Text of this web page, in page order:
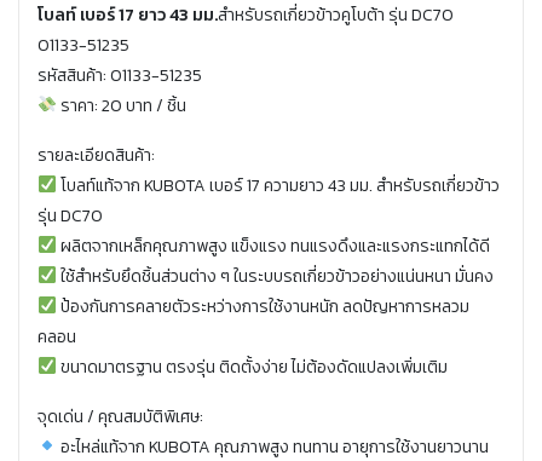
โบลท์ เบอร์ 17 ยาว 43 มม.สำหรับรถเกี่ยวข้าวคูโบต้า รุ่น DC70
01133-51235
รหัสสินค้า: 01133-51235
ราคา: 20 บาท / ชิ้น
รายละเอียดสินค้า:
โบลท์แท้จาก KUBOTA เบอร์ 17 ความยาว 43 มม. สำหรับรถเกี่ยวข้าว
รุ่น DC70
ผลิตจากเหล็กคุณภาพสูง แข็งแรง ทนแรงดึงและแรงกระแทกได้ดี
ใช้สำหรับยึดชิ้นส่วนต่าง ๆ ในระบบรถเกี่ยวข้าวอย่างแน่นหนา มั่นคง
ป้องกันการคลายตัวระหว่างการใช้งานหนัก ลดปัญหาการหลวม
คลอน
ขนาดมาตรฐาน ตรงรุ่น ติดตั้งง่าย ไม่ต้องดัดแปลงเพิ่มเติม
จุดเด่น / คุณสมบัติพิเศษ:
อะไหล่แท้จาก KUBOTA คุณภาพสูง ทนทาน อายุการใช้งานยาวนาน